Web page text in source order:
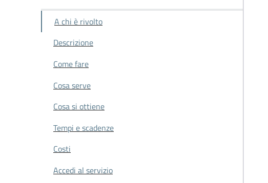
A chi è rivolto
Descrizione
Come fare
Cosa serve
Cosa si ottiene
Tempi e scadenze
Costi
Accedi al servizio